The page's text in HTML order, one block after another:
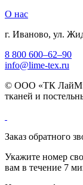
О нас
г. Иваново, ул.
8 800 600–62–90
info@lime-tex.ru
© ООО «ТК ЛайМ»
тканей и
Заказ обратного
Укажите номер
вам в течение 7